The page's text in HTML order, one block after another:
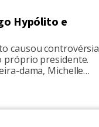
Hypólito e
causou controvérsia
próprio presidente.
dama, Michelle